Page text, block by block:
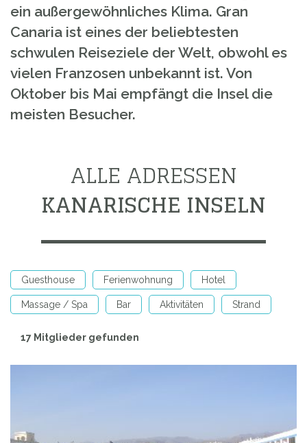
ein außergewöhnliches Klima. Gran
Canaria ist eines der beliebtesten
schwulen Reiseziele der Welt, obwohl es
vielen Franzosen unbekannt ist. Von
Oktober bis Mai empfängt die Insel die
meisten Besucher.
ALLE ADRESSEN
KANARISCHE INSELN
Guesthouse Ferienwohnung Hotel
Massage / Spa Bar Aktivitäten Strand
17 Mitglieder gefunden